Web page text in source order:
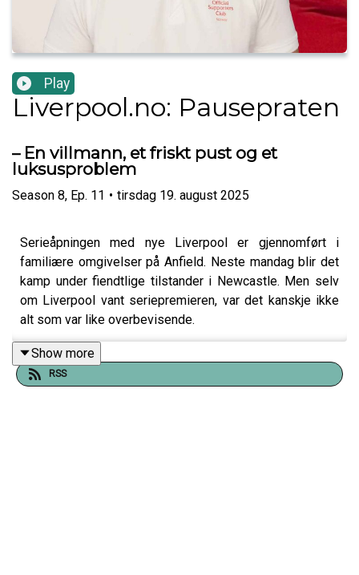
Play
Liverpool.no: Pausepraten
– En villmann, et friskt pust og et
luksusproblem
Season 8, Ep. 11 • tirsdag 19. august 2025
Serieåpningen med nye Liverpool er gjennomført i
familiære omgivelser på Anfield. Neste mandag blir det
kamp under fiendtlige tilstander i Newcastle. Men selv
om Liverpool vant seriepremieren, var det kanskje ikke
alt som var like overbevisende.
I denne ukens Liverpool.no Pausepraten har Arve
Show more
RSS